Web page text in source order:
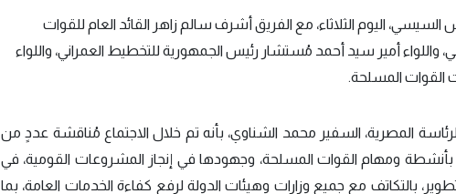
اليوم الثلاثاء، مع الفريق أشرف سالم زاهر القائد العام للقوات
واللواء أمير سيد أحمد مُستشار رئيس الجمهورية للتخطيط العمراني، واللواء
القوات المسلحة.
المصرية، السفير محمد الشناوي، بأنه تم خلال الاجتماع مُناقشة عددٍ من
ومهام القوات المسلحة، وجهودها في إنجاز المشروعات القومية، في
بالتكاتف مع جميع وزارات وهيئات الدولة لرفع كفاءة الخدمات العامة، بما